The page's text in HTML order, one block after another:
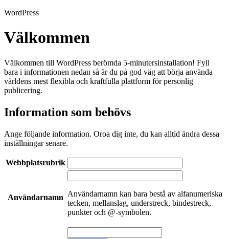
WordPress
Välkommen
Välkommen till WordPress berömda 5-minutersinstallation! Fyll
bara i informationen nedan så är du på god väg att börja använda
världens mest flexibla och kraftfulla plattform för personlig
publicering.
Information som behövs
Ange följande information. Oroa dig inte, du kan alltid ändra dessa
inställningar senare.
Webbplatsrubrik
Användarnamn Användarnamn kan bara bestå av alfanumeriska
tecken, mellanslag, understreck, bindestreck,
punkter och @-symbolen.